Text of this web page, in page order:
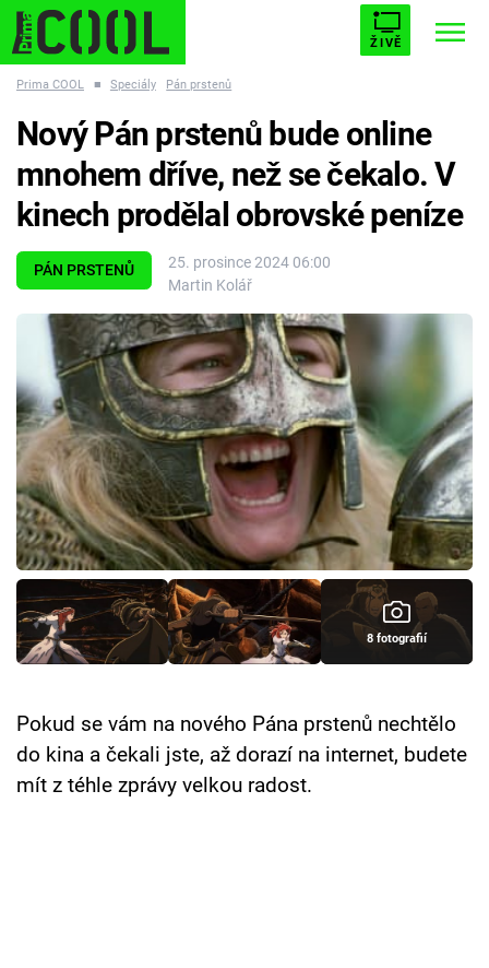
ŽIVĚ
ESCAPE PLNEJ KOTEL AVENGERS 5
Témata
Přihlášení
Sledujte nás
Prima COOL ■ Speciály Pán prstenů
PÁN PRSTENŮ
25. prosince 2024 06:00
Martin Kolář
Nový Pán prstenů bude online
mnohem dříve, než se čekalo. V
kinech prodělal obrovské peníze
8 fotografií
Pokud se vám na nového Pána prstenů nechtělo
do kina a čekali jste, až dorazí na internet, budete
mít z téhle zprávy velkou radost.